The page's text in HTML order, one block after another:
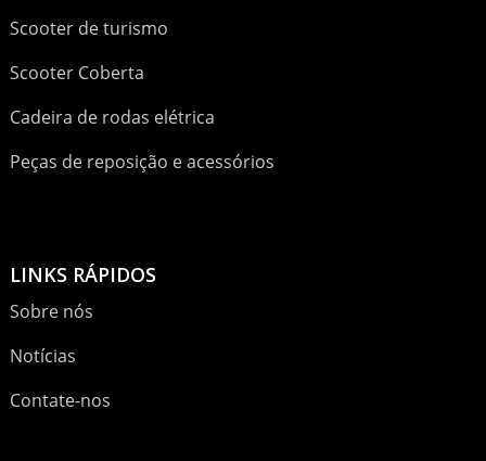
Scooter de turismo
Scooter Coberta
Cadeira de rodas elétrica
Peças de reposição e acessórios
LINKS RÁPIDOS
Sobre nós
Notícias
Contate-nos